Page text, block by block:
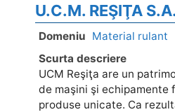
U.C.M. REŞIŢA S.A.
Domeniu Material rulant
Scurta descriere
UCM Reşiţa are un
de maşini şi echipamente
produse unicate. Ca